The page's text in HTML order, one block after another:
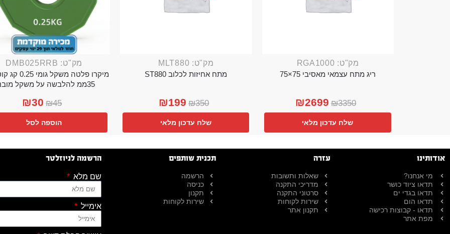
מק"ט: RGA1000
ריג מתח עצמאי מאסיבי 75×75
₪3350
₪2699
שלח עדכון מלאי
מק"ט: MLT880
מתח אחיזות לכלוב ST880
₪350
₪199
שלח עדכון מלאי
מק"ט: DMB025RRB
מיקרו פלטה
35ממ להלבשה על משקל מובנה
₪45
₪30
הוספה לסל
אודותינו
מי אנחנו?
תדאו ציוד כושר
תדאו בגדי ים
תדאו הום
תדאו - קבוצות רכישה
מפת אתר
עזרה
שאלות ותשובות
מדריכי התקנה
סרטוני התקנה
שירות לקוחות
תקנון אתר
תכנית שותפים
הרשמה
כניסה
תקנון
שירות לקוחות
הרשמה לניוזלטר
שם מלא
אימייל